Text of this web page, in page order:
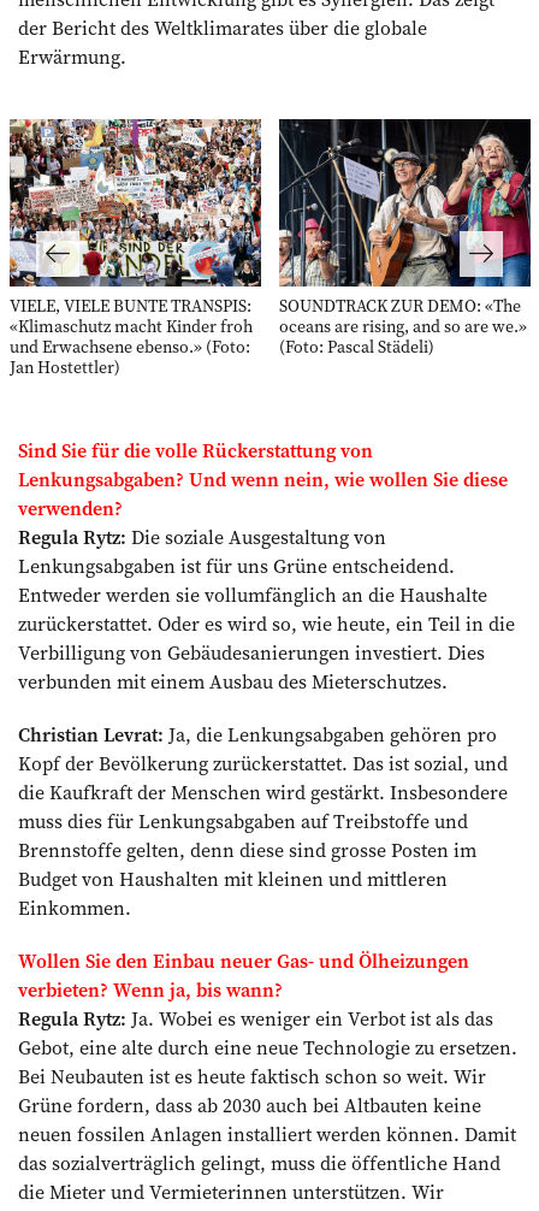
der Bericht des Weltklimarates über die globale
Erwärmung.
VIELE, VIELE BUNTE TRANSPIS:
«Klimaschutz macht Kinder froh
und Erwachsene ebenso.» (Foto:
Jan Hostettler)
SOUNDTRACK ZUR DEMO: «The
oceans are rising, and so are we.»
(Foto: Pascal Städeli)
Sind Sie für die volle Rückerstattung von
Lenkungsabgaben? Und wenn nein, wie wollen Sie diese
verwenden?
Regula Rytz: Die soziale Ausgestaltung von
Lenkungsabgaben ist für uns Grüne entscheidend.
Entweder werden sie vollumfänglich an die Haushalte
zurückerstattet. Oder es wird so, wie heute, ein Teil in die
Verbilligung von Gebäudesanierungen investiert. Dies
verbunden mit einem Ausbau des Mieterschutzes.
Christian Levrat: Ja, die Lenkungsabgaben gehören pro
Kopf der Bevölkerung zurückerstattet. Das ist sozial, und
die Kaufkraft der Menschen wird gestärkt. Insbesondere
muss dies für Lenkungsabgaben auf Treibstoffe und
Brennstoffe gelten, denn diese sind grosse Posten im
Budget von Haushalten mit kleinen und mittleren
Einkommen.
Wollen Sie den Einbau neuer Gas- und Ölheizungen
verbieten? Wenn ja, bis wann?
Regula Rytz: Ja. Wobei es weniger ein Verbot ist als das
Gebot, eine alte durch eine neue Technologie zu ersetzen.
Bei Neubauten ist es heute faktisch schon so weit. Wir
Grüne fordern, dass ab 2030 auch bei Altbauten keine
neuen fossilen Anlagen installiert werden können. Damit
das sozialverträglich gelingt, muss die öffentliche Hand
die Mieter und Vermieterinnen unterstützen. Wir